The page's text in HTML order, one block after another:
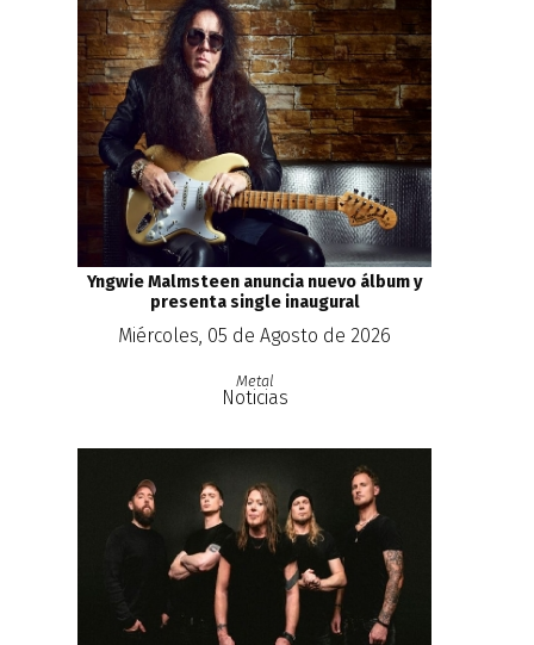
Yngwie Malmsteen anuncia nuevo álbum y
presenta single inaugural
Miércoles, 05 de Agosto de 2026
Metal
Noticias